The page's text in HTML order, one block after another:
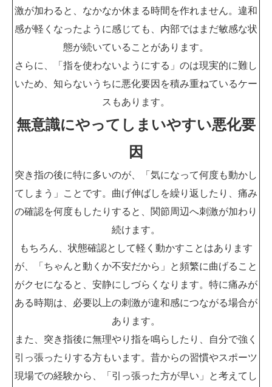
激が加わると、なかなか休まる時間を作れません。違和
感が軽くなったように感じても、内部ではまだ敏感な状
態が続いていることがあります。
さらに、「指を使わないようにする」のは現実的に難し
いため、知らないうちに悪化要因を積み重ねているケー
スもあります。
無意識にやってしまいやすい悪化要
因
突き指の後に特に多いのが、「気になって何度も動かし
てしまう」ことです。曲げ伸ばしを繰り返したり、痛み
の確認を何度もしたりすると、関節周辺へ刺激が加わり
続けます。
もちろん、状態確認として軽く動かすことはあります
が、「ちゃんと動くか不安だから」と頻繁に曲げること
がクセになると、安静にしづらくなります。特に痛みが
ある時期は、必要以上の刺激が違和感につながる場合が
あります。
また、突き指後に無理やり指を鳴らしたり、自分で強く
引っ張ったりする方もいます。昔からの習慣やスポーツ
現場での経験から、「引っ張った方が早い」と考えてし